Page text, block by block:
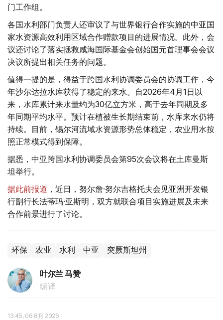
门工作组。
各国水利部门负责人还审议了与世界银行合作实施的中亚国
家水资源高效利用区域合作赠款项目的进展情况。此外，会
议还讨论了落实拯救咸海国际基金会创始国元首理事会会议
决议所提出相关任务的问题。
值得一提的是，得益于跨国水利协调委员会的协调工作，今
年沙尔达拉水库获得了稳定的来水。自2026年4月1日以
来，水库累计来水量约为30亿立方米，高于去年同期及多
年同期平均水平。预计在植被生长期结束前，水库来水仍将
持续。目前，锡尔河流域水资源形势总体稳定，农业用水按
照正常模式得到保障。
据悉，中亚跨国水利协调委员会第95次会议将在土库曼斯
坦举行。
据此前报道 ，近日，努尔詹·努尔吉格托夫会见亚洲开发银
行副行长法蒂玛·亚斯明，双方就联合项目实施进展及未来
合作前景进行了讨论。
环保 农业 水利 中亚 突厥斯坦州
叶尔兰 马赞
编译
13:45, 06 8月 2026